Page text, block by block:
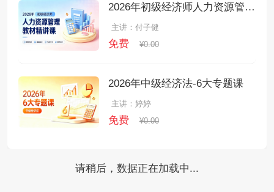
2026年初级经济师人力资源管理-教材精讲课
主讲：付子健
免费 ¥0.00
2026年中级经济法-6大专题课
主讲：婷婷
免费 ¥0.00
请稍后，数据正在加载中...